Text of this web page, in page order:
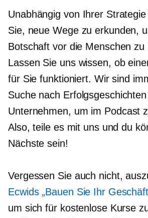
Unabhängig von Ihrer
Sie, neue Wege zu erkunden,
Botschaft vor die Menschen zu
Lassen Sie uns wissen, ob
für Sie funktioniert. Wir sind
Suche nach
Unternehmen, um im Podcast
Also, teile es mit uns und du
Nächste sein!
Vergessen Sie auch nicht,
Ecwids „Bauen Sie Ihr
um sich für kostenlose Kurse